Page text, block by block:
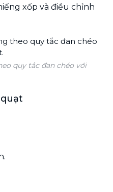
xốp và điều chỉnh
quy tắc đan chéo với